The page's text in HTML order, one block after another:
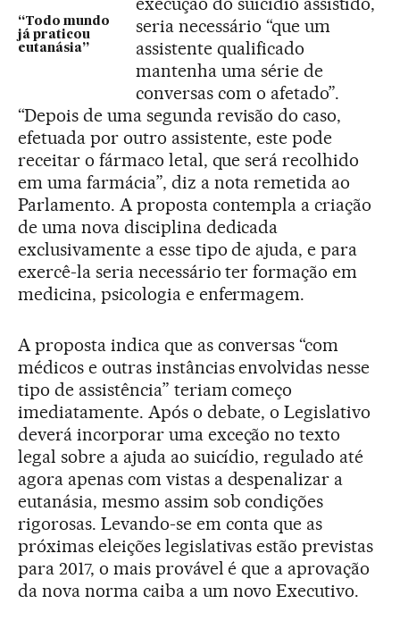
“Todo mundo
já praticou
eutanásia”
seria necessário “que um
assistente qualificado
mantenha uma série de
conversas com o afetado”.
“Depois de uma segunda revisão do caso,
efetuada por outro assistente, este pode
receitar o fármaco letal, que será recolhido
em uma farmácia”, diz a nota remetida ao
Parlamento. A proposta contempla a criação
de uma nova disciplina dedicada
exclusivamente a esse tipo de ajuda, e para
exercê-la seria necessário ter formação em
medicina, psicologia e enfermagem.
A proposta indica que as conversas “com
médicos e outras instâncias envolvidas nesse
tipo de assistência” teriam começo
imediatamente. Após o debate, o Legislativo
deverá incorporar uma exceção no texto
legal sobre a ajuda ao suicídio, regulado até
agora apenas com vistas a despenalizar a
eutanásia, mesmo assim sob condições
rigorosas. Levando-se em conta que as
próximas eleições legislativas estão previstas
para 2017, o mais provável é que a aprovação
da nova norma caiba a um novo Executivo.